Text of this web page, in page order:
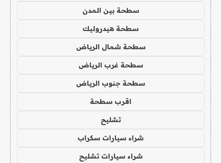
سطحة بين المدن
سطحة هيدروليك
سطحة شمال الرياض
سطحة غرب الرياض
سطحة جنوب الرياض
اقرب سطحة
تشليح
شراء سيارات سكراب
شراء سيارات تشليح